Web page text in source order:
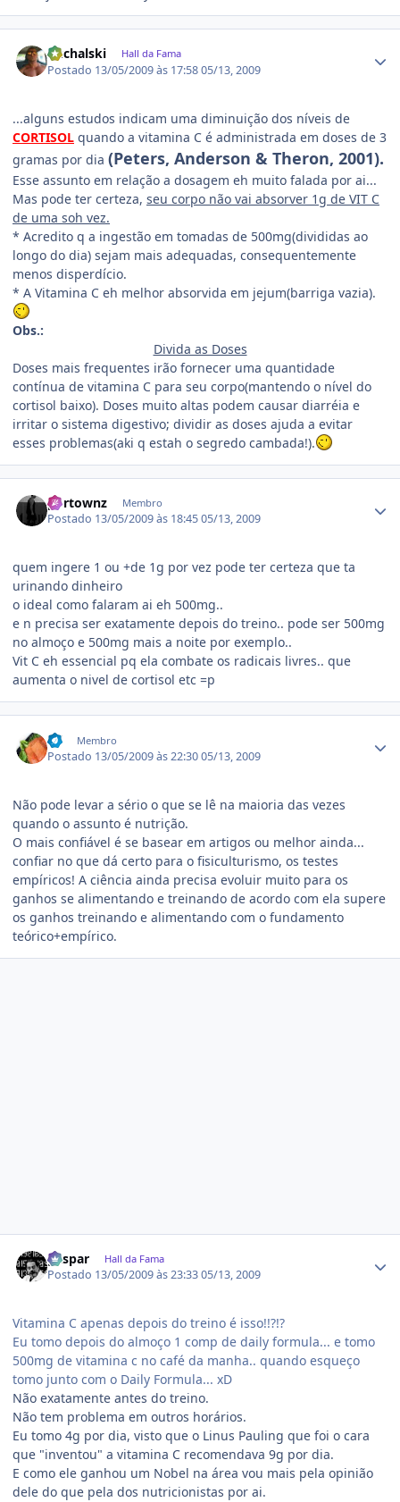
Puchalski Hall da Fama
Postado 13/05/2009 às 17:5805/13, 2009
...alguns estudos indicam uma diminuição dos níveis de
CORTISOL quando a vitamina C é administrada em doses de 3
gramas por dia (Peters, Anderson & Theron, 2001).
Esse assunto em relação a dosagem eh muito falada por ai...
Mas pode ter certeza, seu corpo não vai absorver 1g de VIT C
de uma soh vez.
* Acredito q a ingestão em tomadas de 500mg(divididas ao
longo do dia) sejam mais adequadas, consequentemente
menos disperdício.
* A Vitamina C eh melhor absorvida em jejum(barriga vazia).
Obs.:
Divida as Doses
Doses mais frequentes irão fornecer uma quantidade
contínua de vitamina C para seu corpo(mantendo o nível do
cortisol baixo). Doses muito altas podem causar diarréia e
irritar o sistema digestivo; dividir as doses ajuda a evitar
esses problemas(aki q estah o segredo cambada!).
portownz Membro
Postado 13/05/2009 às 18:4505/13, 2009
quem ingere 1 ou +de 1g por vez pode ter certeza que ta
urinando dinheiro
o ideal como falaram ai eh 500mg..
e n precisa ser exatamente depois do treino.. pode ser 500mg
no almoço e 500mg mais a noite por exemplo..
Vit C eh essencial pq ela combate os radicais livres.. que
aumenta o nivel de cortisol etc =p
lcf Membro
Postado 13/05/2009 às 22:3005/13, 2009
Não pode levar a sério o que se lê na maioria das vezes
quando o assunto é nutrição.
O mais confiável é se basear em artigos ou melhor ainda...
confiar no que dá certo para o fisiculturismo, os testes
empíricos! A ciência ainda precisa evoluir muito para os
ganhos se alimentando e treinando de acordo com ela supere
os ganhos treinando e alimentando com o fundamento
teórico+empírico.
gaspar Hall da Fama
Postado 13/05/2009 às 23:3305/13, 2009
Vitamina C apenas depois do treino é isso!!?!?
Eu tomo depois do almoço 1 comp de daily formula... e tomo
500mg de vitamina c no café da manha.. quando esqueço
tomo junto com o Daily Formula... xD
Não exatamente antes do treino.
Não tem problema em outros horários.
Eu tomo 4g por dia, visto que o Linus Pauling que foi o cara
que "inventou" a vitamina C recomendava 9g por dia.
E como ele ganhou um Nobel na área vou mais pela opinião
dele do que pela dos nutricionistas por ai.